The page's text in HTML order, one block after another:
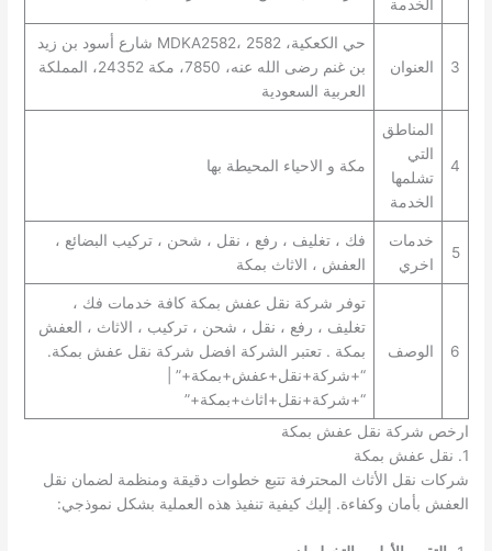
الخدمة
3 العنوان
حي الكعكية، MDKA2582، 2582 شارع أسود بن زيد
بن غنم رضى الله عنه، 7850، مكة 24352، المملكة
العربية السعودية
4
المناطق
التي
تشلمها
الخدمة
مكة و الاحياء المحيطة بها
5
خدمات
اخري
فك ، تغليف ، رفع ، نقل ، شحن ، تركيب البضائع ،
العفش ، الاثاث بمكة
6 الوصف
توفر شركة نقل عفش بمكة كافة خدمات فك ،
تغليف ، رفع ، نقل ، شحن ، تركيب ، الاثاث ، العفش
بمكة . تعتبر الشركة افضل شركة نقل عفش بمكة.
“+شركة+نقل+عفش+بمكة+” |
“+شركة+نقل+اثاث+بمكة+”
ارخص شركة نقل عفش بمكة
1. نقل عفش بمكة
شركات نقل الأثاث المحترفة تتبع خطوات دقيقة ومنظمة لضمان نقل
العفش بأمان وكفاءة. إليك كيفية تنفيذ هذه العملية بشكل نموذجي: